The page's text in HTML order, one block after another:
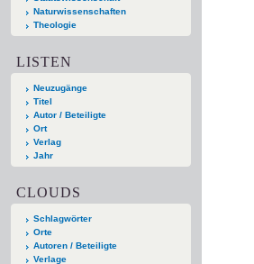
Naturwissenschaften
Theologie
LISTEN
Neuzugänge
Titel
Autor / Beteiligte
Ort
Verlag
Jahr
CLOUDS
Schlagwörter
Orte
Autoren / Beteiligte
Verlage